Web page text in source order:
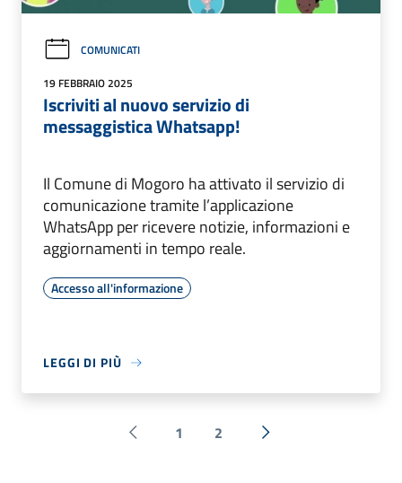
COMUNICATI
19 FEBBRAIO 2025
Iscriviti al nuovo servizio di
messaggistica Whatsapp!
Il Comune di Mogoro ha attivato il servizio di
comunicazione tramite l’applicazione
WhatsApp per ricevere notizie, informazioni e
aggiornamenti in tempo reale.
Accesso all'informazione
LEGGI DI PIÙ
Pagina precedente
1 2 Successiva »